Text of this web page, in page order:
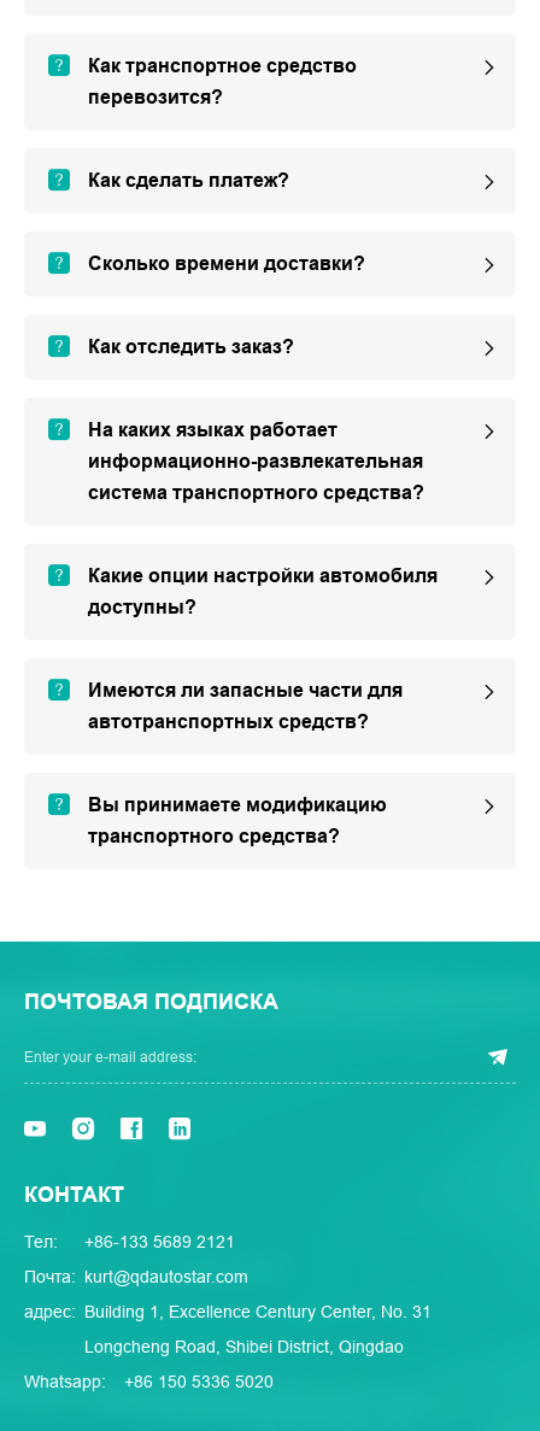
Как транспортное средство
перевозится?
Как сделать платеж?
Сколько времени доставки?
Как отследить заказ?
На каких языках работает
информационно-развлекательная
система транспортного средства?
Какие опции настройки автомобиля
доступны?
Имеются ли запасные части для
автотранспортных средств?
Вы принимаете модификацию
транспортного средства?
ПОЧТОВАЯ ПОДПИСКА
КОНТАКТ
Тел:
+86-133 5689 2121
Почта: kurt@qdautostar.com
адрес: Building 1, Excellence Century Center, No. 31
Longcheng Road, Shibei District, Qingdao
Whatsapp:
+86 150 5336 5020